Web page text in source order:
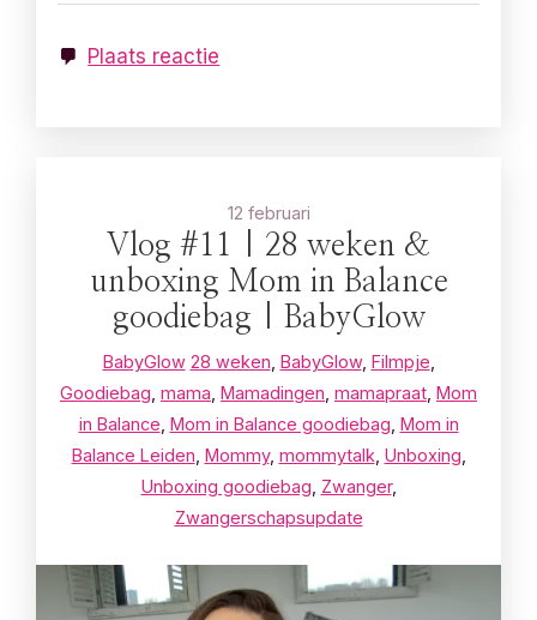
Plaats reactie
12 februari
Vlog #11 | 28 weken &
unboxing Mom in Balance
goodiebag | BabyGlow
BabyGlow 28 weken BabyGlow, Filmpje
Goodiebag mama Mamadingen mamapraat Mom
in Balance Mom in Balance goodiebag Mom in
Balance Leiden Mommy, mommytalk Unboxing
Unboxing goodiebag Zwanger,
Zwangerschapsupdate